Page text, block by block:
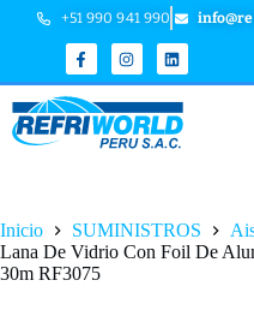
+51 990 941 990
Inicio SUMINISTROS
Lana De Vidrio Con Foil De
30m RF3075